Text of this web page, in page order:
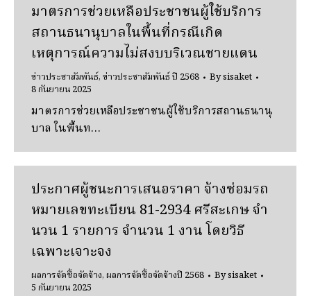
มาตรการช่วยเหลือประชาชนผู้ใช้บริการ
สถานธนานุบาลในพื้นที่กรณีเกิด
เหตุการณ์ความไม่สงบบริเวณชายแดน
ข่าวประชาสัมพันธ์,ข่าวประชาสัมพันธ์ ปี 2568 Bysisaket
8 กันยายน 2025
มาตรการช่วยเหลือประชาชนผู้ใช้บริการสถานธนานุ
บาล ในพื้นท…
ประกาศผู้ชนะการเสนอราคา จ้างซ่อมรถ
หมายเลขทะเบียน 81-2934 ศรีสะเกษ จํา
นวน 1 รายการ จํานวน 1 งาน โดยวิธี
เฉพาะเจาะจง
ผลการจัดซื้อจัดจ้าง,ผลการจัดซื้อจัดจ้างปี 2568 Bysisaket
5 กันยายน 2025